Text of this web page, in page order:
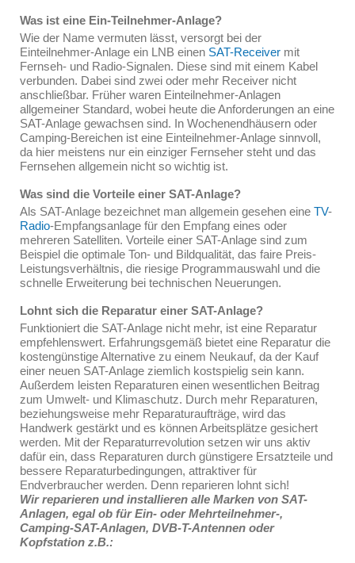
Was ist eine Ein-Teilnehmer-Anlage?
Wie der Name vermuten lässt, versorgt bei der
Einteilnehmer-Anlage ein LNB einen SAT-Receiver mit
Fernseh- und Radio-Signalen. Diese sind mit einem Kabel
verbunden. Dabei sind zwei oder mehr Receiver nicht
anschließbar. Früher waren Einteilnehmer-Anlagen
allgemeiner Standard, wobei heute die Anforderungen an eine
SAT-Anlage gewachsen sind. In Wochenendhäusern oder
Camping-Bereichen ist eine Einteilnehmer-Anlage sinnvoll,
da hier meistens nur ein einziger Fernseher steht und das
Fernsehen allgemein nicht so wichtig ist.
Was sind die Vorteile einer SAT-Anlage?
Als SAT-Anlage bezeichnet man allgemein gesehen eine TV-
Radio-Empfangsanlage für den Empfang eines oder
mehreren Satelliten. Vorteile einer SAT-Anlage sind zum
Beispiel die optimale Ton- und Bildqualität, das faire Preis-
Leistungsverhältnis, die riesige Programmauswahl und die
schnelle Erweiterung bei technischen Neuerungen.
Lohnt sich die Reparatur einer SAT-Anlage?
Funktioniert die SAT-Anlage nicht mehr, ist eine Reparatur
empfehlenswert. Erfahrungsgemäß bietet eine Reparatur die
kostengünstige Alternative zu einem Neukauf, da der Kauf
einer neuen SAT-Anlage ziemlich kostspielig sein kann.
Außerdem leisten Reparaturen einen wesentlichen Beitrag
zum Umwelt- und Klimaschutz. Durch mehr Reparaturen,
beziehungsweise mehr Reparaturaufträge, wird das
Handwerk gestärkt und es können Arbeitsplätze gesichert
werden. Mit der Reparaturrevolution setzen wir uns aktiv
dafür ein, dass Reparaturen durch günstigere Ersatzteile und
bessere Reparaturbedingungen, attraktiver für
Endverbraucher werden. Denn reparieren lohnt sich!
Wir reparieren und installieren alle Marken von SAT-
Anlagen, egal ob für Ein- oder Mehrteilnehmer-,
Camping-SAT-Anlagen, DVB-T-Antennen oder
Kopfstation z.B.: